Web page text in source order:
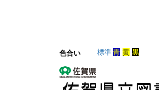
色合い 標準青 黄 黒